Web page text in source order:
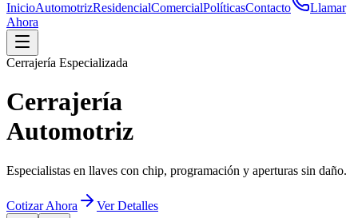
InicioAutomotrizResidencialComercialPolíticasContacto
Llamar
Ahora
Cerrajería Especializada
Cerrajería
Automotriz
Especialistas en llaves con chip, programación y aperturas sin daño.
Cotizar Ahora Ver Detalles